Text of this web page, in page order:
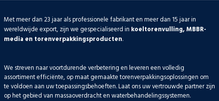
Met meer dan 23 jaar als professionele fabrikant en meer dan 15 jaar in
wereldwijde export, zijn we gespecialiseerd in koeltorenvulling, MBBR-
media en torenverpakkingsproducten.
We streven naar voortdurende verbetering en leveren een volledig
assortiment efficiënte, op maat gemaakte torenverpakkingsoplossingen om
te voldoen aan uw toepassingsbehoeften. Laat ons uw vertrouwde partner zijn
op het gebied van massaoverdracht en waterbehandelingssystemen.